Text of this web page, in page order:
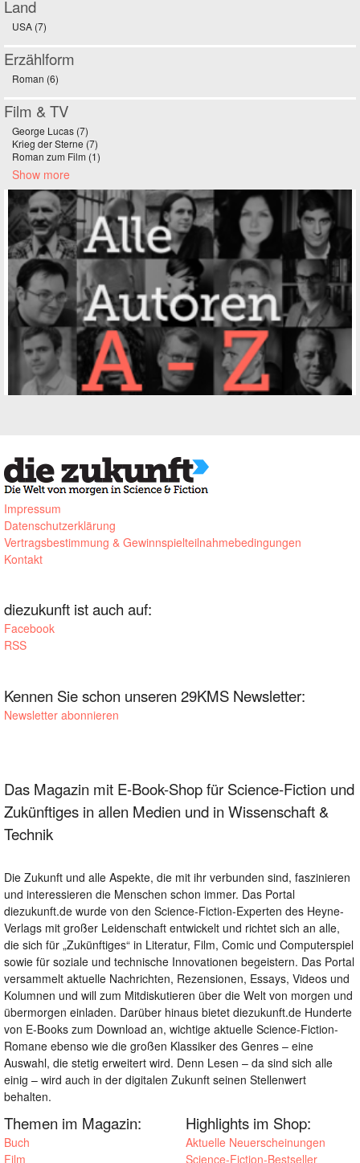
Land
USA (7)
Erzählform
Roman (6)
Film & TV
George Lucas (7)
Krieg der Sterne (7)
Roman zum Film (1)
Show more
Impressum
Datenschutzerklärung
Vertragsbestimmung & Gewinnspielteilnahmebedingungen
Kontakt
diezukunft ist auch auf:
Facebook
RSS
Kennen Sie schon unseren 29KMS Newsletter:
Newsletter abonnieren
Das Magazin mit E-Book-Shop für Science-Fiction und
Zukünftiges in allen Medien und in Wissenschaft &
Technik
Die Zukunft und alle Aspekte, die mit ihr verbunden sind, faszinieren
und interessieren die Menschen schon immer. Das Portal
diezukunft.de wurde von den Science-Fiction-Experten des Heyne-
Verlags mit großer Leidenschaft entwickelt und richtet sich an alle,
die sich für „Zukünftiges“ in Literatur, Film, Comic und Computerspiel
sowie für soziale und technische Innovationen begeistern. Das Portal
versammelt aktuelle Nachrichten, Rezensionen, Essays, Videos und
Kolumnen und will zum Mitdiskutieren über die Welt von morgen und
übermorgen einladen. Darüber hinaus bietet diezukunft.de Hunderte
von E-Books zum Download an, wichtige aktuelle Science-Fiction-
Romane ebenso wie die großen Klassiker des Genres – eine
Auswahl, die stetig erweitert wird. Denn Lesen – da sind sich alle
einig – wird auch in der digitalen Zukunft seinen Stellenwert
behalten.
Themen im Magazin:
Buch
Film
Highlights im Shop:
Aktuelle Neuerscheinungen
Science-Fiction-Bestseller